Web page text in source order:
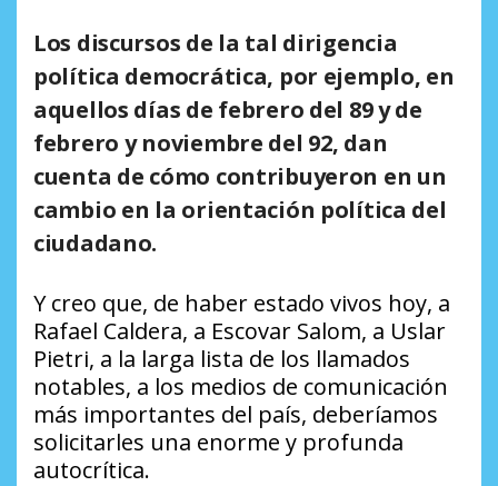
Los discursos de la tal dirigencia
política democrática, por ejemplo, en
aquellos días de febrero del 89 y de
febrero y noviembre del 92, dan
cuenta de cómo contribuyeron en un
cambio en la orientación política del
ciudadano.
Y creo que, de haber estado vivos hoy, a
Rafael Caldera, a Escovar Salom, a Uslar
Pietri, a la larga lista de los llamados
notables, a los medios de comunicación
más importantes del país, deberíamos
solicitarles una enorme y profunda
autocrítica.